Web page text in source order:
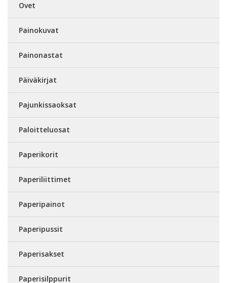
Ovet
Painokuvat
Painonastat
Päiväkirjat
Pajunkissaoksat
Paloitteluosat
Paperikorit
Paperiliittimet
Paperipainot
Paperipussit
Paperisakset
Paperisilppurit